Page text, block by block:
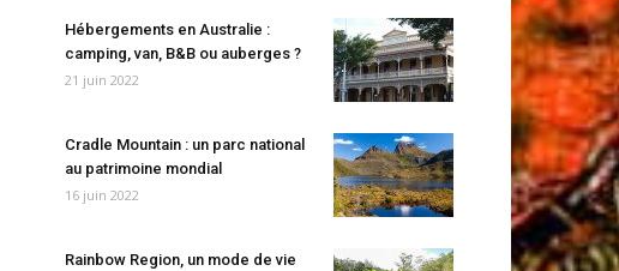
Hébergements en Australie :
camping, van, B&B ou auberges ?
21 juin 2022
Cradle Mountain : un parc national
au patrimoine mondial
16 juin 2022
Rainbow Region, un mode de vie